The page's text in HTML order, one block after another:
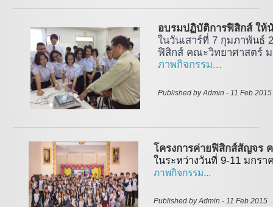
อบรมปฏิบัติการฟิสิกส์ ให้
ในวันเสาร์ที่ 7 กุมภาพันธ์
ฟิสิกส์ คณะวิทยาศาสตร์
ภาพกิจกรรม...
Published by Admin - 11 Feb
โครงการค่ายฟิสิกส์สัญจร
ในระหว่างวันที่ 9-11 มกร
ภาพกิจกรรม...
Published by Admin - 11 Feb 2015